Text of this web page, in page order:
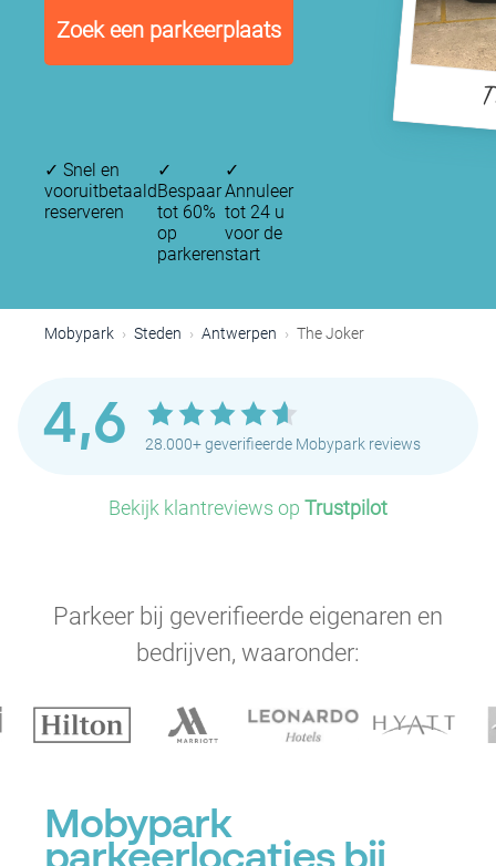
Zoek een parkeerplaats
✓ Snel en
vooruitbetaald
reserveren
✓
Bespaar
tot 60%
op
parkeren
✓
Annuleer
tot 24 u
voor de
start
Mobypark Steden Antwerpen The Joker
4,6 28.000+ geverifieerde Mobypark reviews
Bekijk klantreviews op Trustpilot
Parkeer bij geverifieerde eigenaren en
bedrijven, waaronder:
Mobypark
P